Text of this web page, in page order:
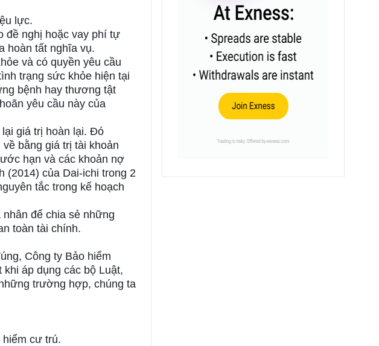
lực.
đề nghị hoặc vay phí tự
hoàn tất nghĩa vụ.
và có quyền yêu cầu
trạng sức khỏe hiện tại
bệnh hay thương tật
yêu cầu này của
giá trị hoàn lại. Đó
bằng giá trị tài khoản
hạn và các khoản nợ
(2014) của Dai-ichi trong 2
tắc trong kế hoạch
để chia sẻ những
toàn tài chính.
Công ty Bảo hiểm
áp dụng các bộ Luật,
trường hợp, chúng ta
cư trú.